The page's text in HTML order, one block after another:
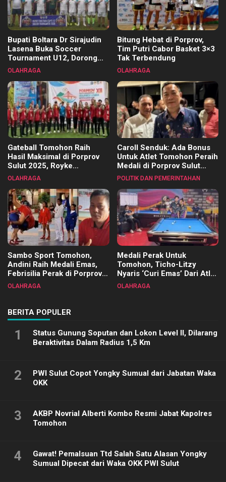
Bupati Boltara Dr Sirajudin
Lasena Buka Soccer
Tournament U12, Dorong
Pembinaan Merata di Setiap
OLAHRAGA
Bitung Hebat di Porprov,
Tim Putri Cabor Basket 3×3
Tak Terbendung
OLAHRAGA
Gateball Tomohon Raih
Hasil Maksimal di Porprov
Sulut 2025, Royke
Tangkawarouw Ucapkan
OLAHRAGA
Caroll Senduk: Ada Bonus
Untuk Atlet Tomohon Peraih
Medali di Porprov Sulut
2025
POLITIK DAN PEMERINTAHAN
Sambo Sport Tomohon,
Andini Raih Medali Emas,
Febrisilia Perak di Porprov
Sulut 2025
OLAHRAGA
Medali Perak Untuk
Tomohon, Ticho-Litzy
Nyaris ‘Curi Emas’ Dari Atlet
Biliar PON di Porprov Sulut
OLAHRAGA
BERITA POPULER
1
Status Gunung Soputan dan Lokon Level II, Dilarang
Beraktivitas Dalam Radius 1,5 Km
2
PWI Sulut Copot Yongky Sumual dari Jabatan Waka
OKK
3
AKBP Novrial Alberti Kombo Resmi Jabat Kapolres
Tomohon
4
Gawat! Pemalsuan Ttd Salah Satu Alasan Yongky
Sumual Dipecat dari Waka OKK PWI Sulut